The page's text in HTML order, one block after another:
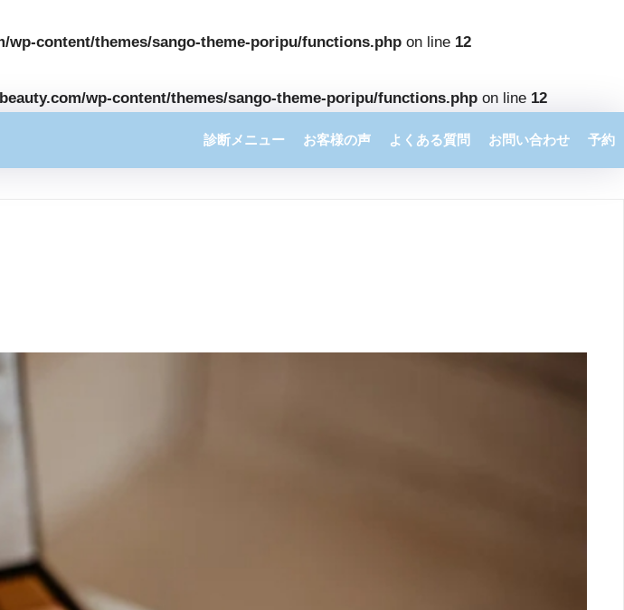
wp-content/themes/sango-theme-poripu/functions.php on line 12
wp-content/themes/sango-theme-poripu/functions.php on line 12
診断メニュー お客様の声 よくある質問 お問い合わせ 予約